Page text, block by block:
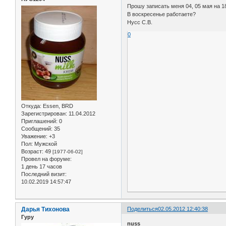
Откуда: Essen, BRD
Зарегистрирован: 11.04.2012
Приглашений: 0
Сообщений: 35
Уважение: +3
Пол: Мужской
Возраст: 49 [1977-06-02]
Провел на форуме:
1 день 17 часов
Последний визит:
10.02.2019 14:57:47
Прошу записать меня 04, 05 мая на
В воскресенье работаете?
Нусс С.В.
0
Поделиться02.05.2012 12:40:38
Дарья Тихонова
Гуру
nuss